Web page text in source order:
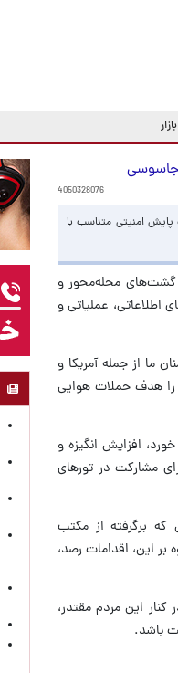
بازار
جاسوسی
4050328076
امنیتی متناسب با
گشت‌های محله‌محور و
عملیاتی و
۱۲ روزه و ۴۰ روزه، عنوان کرد: دشمنان ما از جمله آمریکا و
را هدف حملات هوایی
افزایش انگیزه و
مشارکت در تورهای
برگرفته از مکتب
این، اقدامات رصد،
این مردم مقتدر،
باشد.